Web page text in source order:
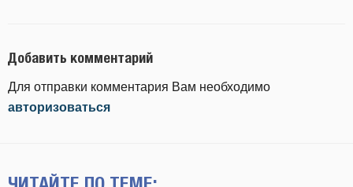
Добавить комментарий
Для отправки комментария Вам необходимо
авторизоваться